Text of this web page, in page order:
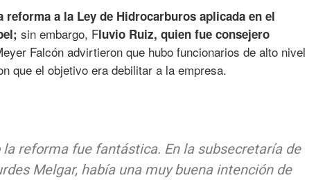
reforma a la Ley de Hidrocarburos aplicada en el
sin embargo, Fluvio Ruiz, quien fue consejero
Falcón advirtieron que hubo funcionarios de alto nivel
que el objetivo era debilitar a la empresa.
la reforma fue fantástica. En la subsecretaría de
Melgar, había una muy buena intención de